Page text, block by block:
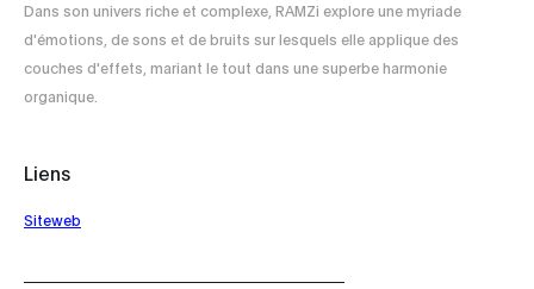
Dans son univers riche et complexe, RAMZi explore une myriade
d'émotions, de sons et de bruits sur lesquels elle applique des
couches d'effets, mariant le tout dans une superbe harmonie
organique.
Liens
Siteweb